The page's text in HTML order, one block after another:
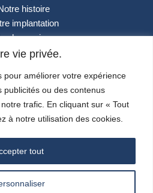
vie privée.
pour améliorer votre expérience
publicités ou des contenus
trafic. En cliquant sur « Tout
à notre utilisation des cookies.
tout
histoire
implantation
honoraires
nous
sociaux
& Associés